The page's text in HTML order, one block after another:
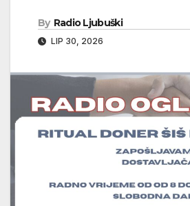
By Radio Ljubuški
LIP 30, 2026